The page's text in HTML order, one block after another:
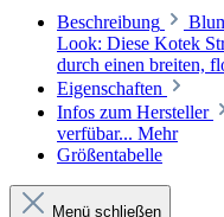
Beschreibung
Look: Diese Kotek
durch einen breiten,
Eigenschaften
Infos zum Hersteller
verfübar... Mehr
Größentabelle
Menü schließen